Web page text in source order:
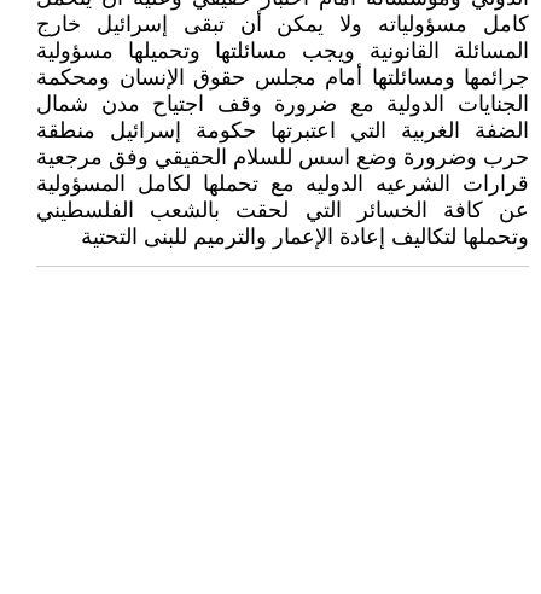
كامل مسؤولياته ولا يمكن أن تبقى إسرائيل خارج
المسائلة القانونية ويجب مسائلتها وتحميلها مسؤولية
جرائمها ومسائلتها أمام مجلس حقوق الإنسان ومحكمة
الجنايات الدولية مع ضرورة وقف اجتياح مدن شمال
الضفة الغربية التي اعتبرتها حكومة إسرائيل منطقة
حرب وضرورة وضع اسس للسلام الحقيقي وفق مرجعية
قرارات الشرعيه الدوليه مع تحملها لكامل المسؤولية
عن كافة الخسائر التي لحقت بالشعب الفلسطيني
وتحملها لتكاليف إعادة الإعمار والترميم للبنى التحتية